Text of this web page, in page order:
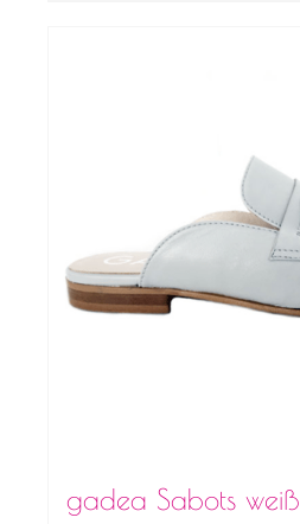
gadea Sabots weiß